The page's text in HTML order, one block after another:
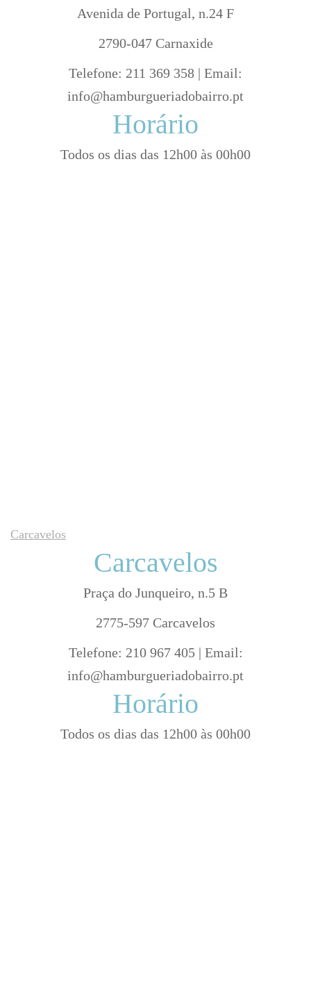
Avenida de Portugal, n.24 F
2790-047 Carnaxide
Telefone: 211 369 358 | Email:
info@hamburgueriadobairro.pt
Horário
Todos os dias das 12h00 às 00h00
Carcavelos
Carcavelos
Praça do Junqueiro, n.5 B
2775-597 Carcavelos
Telefone: 210 967 405 | Email:
info@hamburgueriadobairro.pt
Horário
Todos os dias das 12h00 às 00h00